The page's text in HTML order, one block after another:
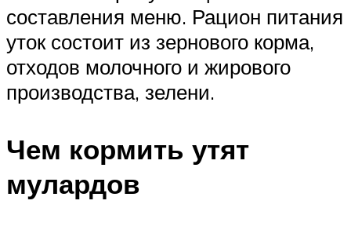
составления меню. Рацион питания
уток состоит из зернового корма,
отходов молочного и жирового
производства, зелени.
Чем кормить утят
мулардов